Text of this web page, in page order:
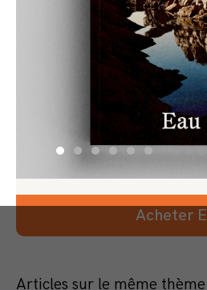
Acheter
Articles sur le même thème